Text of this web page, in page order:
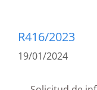
R416/2023
19/01/2024